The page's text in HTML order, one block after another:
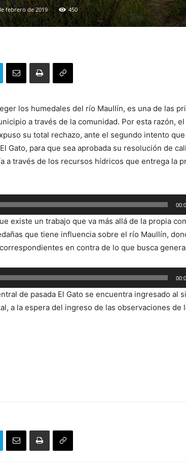
febrero de 2019 450
los humedales del río Maullín, es una de las
a través de la comunidad. Por esta razón,
su total rechazo, ante el segundo intento
Gato, para que sea aprobada su resolución de
a través de los recursos hídricos que entrega la
existe un trabajo que va más allá de la propia
que tiene influencia sobre el río Maullín,
en contra de lo que busca
de pasada El Gato se encuentra ingresado al
a la espera del ingreso de las observaciones de